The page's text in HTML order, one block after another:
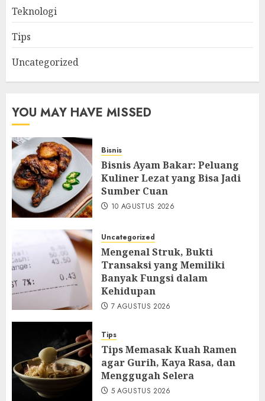
Teknologi
Tips
Uncategorized
YOU MAY HAVE MISSED
Bisnis
Bisnis Ayam Bakar: Peluang
Kuliner Lezat yang Bisa Jadi
Sumber Cuan
10 AGUSTUS 2026
Uncategorized
Mengenal Struk, Bukti
Transaksi yang Memiliki
Banyak Fungsi dalam
Kehidupan
7 AGUSTUS 2026
Tips
Tips Memasak Kuah Ramen
agar Gurih, Kaya Rasa, dan
Menggugah Selera
5 AGUSTUS 2026